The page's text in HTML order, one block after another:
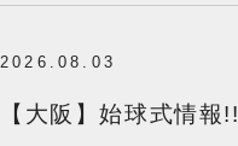
2026.08.03
【大阪】始球式情報!!